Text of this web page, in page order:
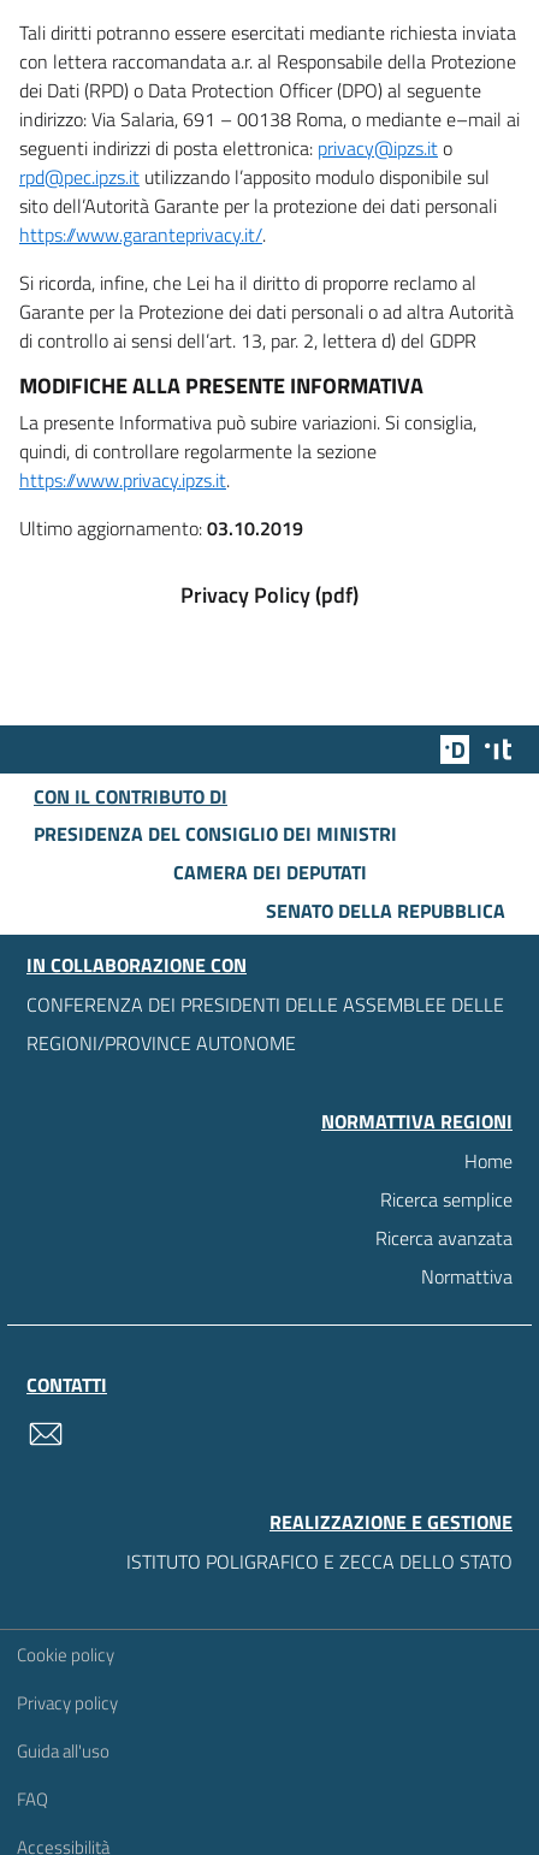
Tali diritti potranno essere esercitati mediante richiesta inviata
con lettera raccomandata a.r. al Responsabile della Protezione
dei Dati (RPD) o Data Protection Officer (DPO) al seguente
indirizzo: Via Salaria, 691 – 00138 Roma, o mediante e–mail ai
seguenti indirizzi di posta elettronica: privacy@ipzs.ito
rpd@pec.ipzs.it utilizzando l’apposito modulo disponibile sul
sito dell’Autorità Garante per la protezione dei dati personali
https://www.garanteprivacy.it/.
Si ricorda, infine, che Lei ha il diritto di proporre reclamo al
Garante per la Protezione dei dati personali o ad altra Autorità
di controllo ai sensi dell’art. 13, par. 2, lettera d) del GDPR
MODIFICHE ALLA PRESENTE INFORMATIVA
La presente Informativa può subire variazioni. Si consiglia,
quindi, di controllare regolarmente la sezione
https://www.privacy.ipzs.it.
Ultimo aggiornamento:03.10.2019
Privacy Policy (pdf)
Team
CON IL CONTRIBUTO DI
PRESIDENZA DEL CONSIGLIO DEI MINISTRI
CAMERA DEI DEPUTATI
SENATO DELLA REPUBBLICA
IN COLLABORAZIONE CON
CONFERENZA DEI PRESIDENTI DELLE ASSEMBLEE DELLE
REGIONI/PROVINCE AUTONOME
NORMATTIVA REGIONI
Home
Ricerca semplice
Ricerca avanzata
Normattiva
CONTATTI
REALIZZAZIONE E GESTIONE
ISTITUTO POLIGRAFICO E ZECCA DELLO STATO
Sezione Link Utili
Cookie policy
Privacy policy
Guida all'uso
FAQ
Accessibilità